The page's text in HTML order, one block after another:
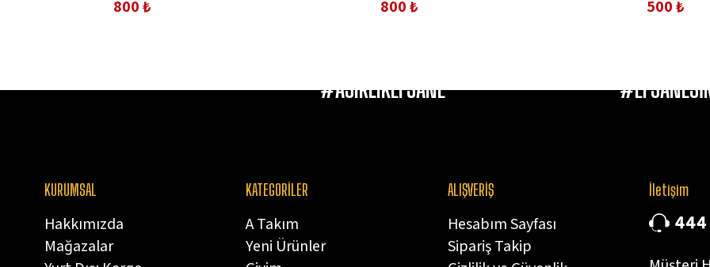
800 ₺ 800 ₺ 500 ₺
#ASIRLIKEFSANE
KURUMSAL
Hakkımızda
Mağazalar
KATEGORİLER
A Takım
Yeni Ürünler
ALIŞVERİŞ
Hesabım Sayfası
Sipariş Takip
İletişim